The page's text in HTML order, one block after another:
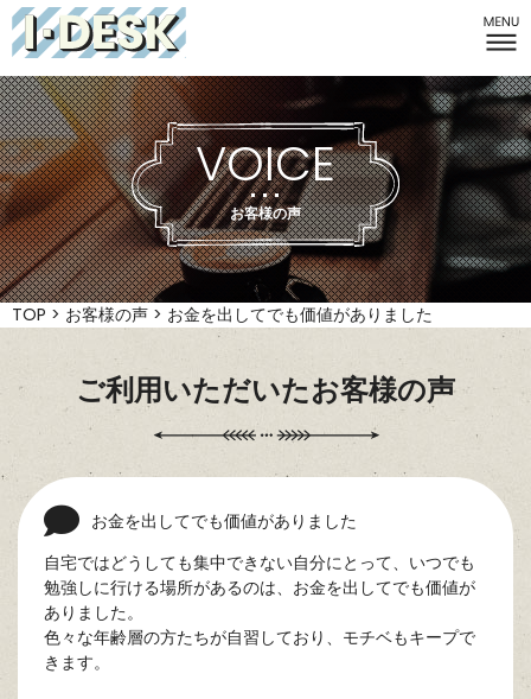
VOICE
お客様の声
TOP > お客様の声 > お金を出してでも価値がありました
ご利用いただいたお客様の声
お金を出してでも価値がありました
自宅ではどうしても集中できない自分にとって、いつでも
勉強しに行ける場所があるのは、お金を出してでも価値が
ありました。
色々な年齢層の方たちが自習しており、モチベもキープで
きます。